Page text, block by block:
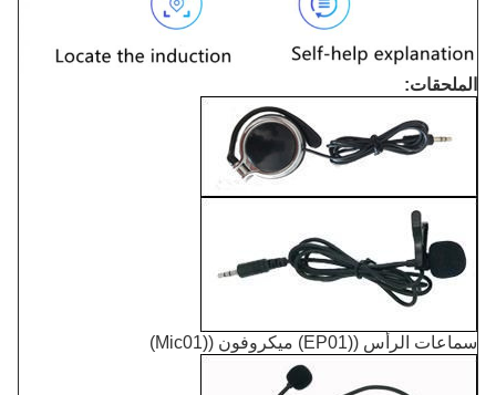
الملحقات:
سماعات الرأس ((EP01) ميكروفون ((Mic01)